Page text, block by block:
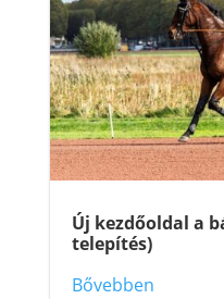
Új kezdőoldal a
telepítés)
Bővebben